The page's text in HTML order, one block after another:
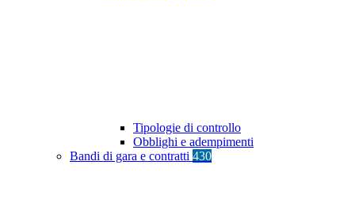
Tipologie di controllo
Obblighi e adempimenti
Bandi di gara e contratti 430